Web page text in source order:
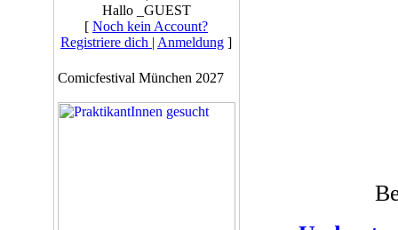
Hallo _GUEST
[ Noch kein Account?
Registriere dich | Anmeldung ]
Comicfestival München 2027